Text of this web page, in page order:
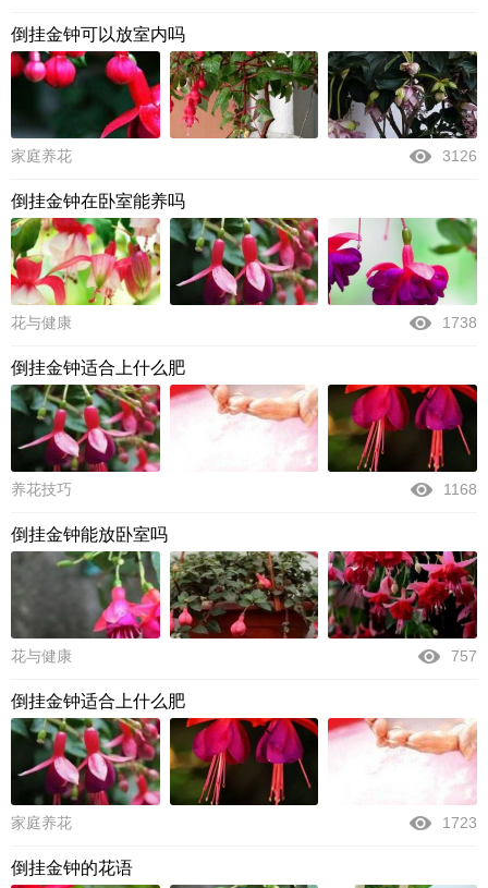
倒挂金钟可以放室内吗
家庭养花 3126
倒挂金钟在卧室能养吗
花与健康 1738
倒挂金钟适合上什么肥
养花技巧 1168
倒挂金钟能放卧室吗
花与健康 757
倒挂金钟适合上什么肥
家庭养花 1723
倒挂金钟的花语